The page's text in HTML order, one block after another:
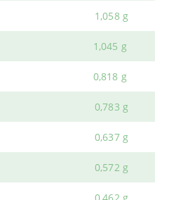
1,058 g
1,045 g
0,818 g
0,783 g
0,637 g
0,572 g